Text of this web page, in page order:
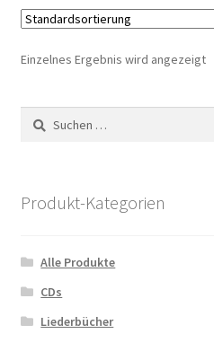
Einzelnes Ergebnis wird angezeigt
Suchen
nach:
Produkt-Kategorien
Alle Produkte
CDs
Liederbücher